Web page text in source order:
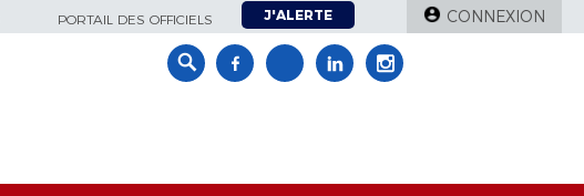
PORTAIL DES OFFICIELS J'ALERTE CONNEXION